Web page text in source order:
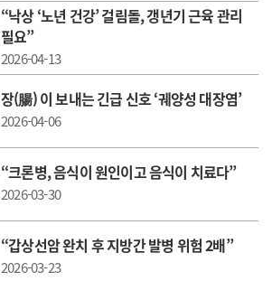
“낙상 ‘노년 건강’ 걸림돌, 갱년기 근육 관리
필요”
2026-04-13
장(腸) 이 보내는 긴급 신호 ‘궤양성 대장염’
2026-04-06
“크론병, 음식이 원인이고 음식이 치료다”
2026-03-30
“갑상선암 완치 후 지방간 발병 위험 2배”
2026-03-23